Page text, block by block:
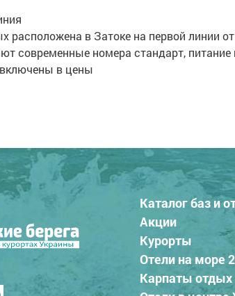
расположена в Затоке на первой линии
современные номера стандарт, питание
в цены
Каталог баз и
Акции
Курорты
Отели на море
Карпаты отдых